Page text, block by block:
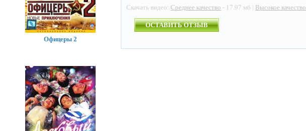
Скачать видео: Среднее качество - 17.97 мб | Высокое качество
ОСТАВИТЬ ОТЗЫВ
Офицеры 2